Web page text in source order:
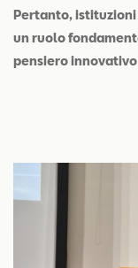
Pertanto, istituzioni
un ruolo
pensiero